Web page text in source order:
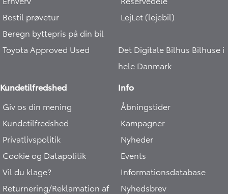
Bestil prøvetur
Beregn byttepris på din bil
Toyota Approved Used
LejLet (lejebil)
Det Digitale Bilhus Bilhuse i
hele Danmark
Kundetilfredshed
Giv os din mening
Kundetilfredshed
Privatlivspolitik
Cookie og Datapolitik
Vil du klage?
Returnering/Reklamation af
Info
Åbningstider
Kampagner
Nyheder
Events
Informationsdatabase
Nyhedsbrev